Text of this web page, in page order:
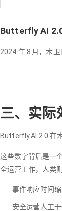
Butterfly AI
2024 年 8 月，木
三、实际
Butterfly AI 2.0 在
这些数字背后是一
全运营工作，人类
事件响应时间
安全运营人工